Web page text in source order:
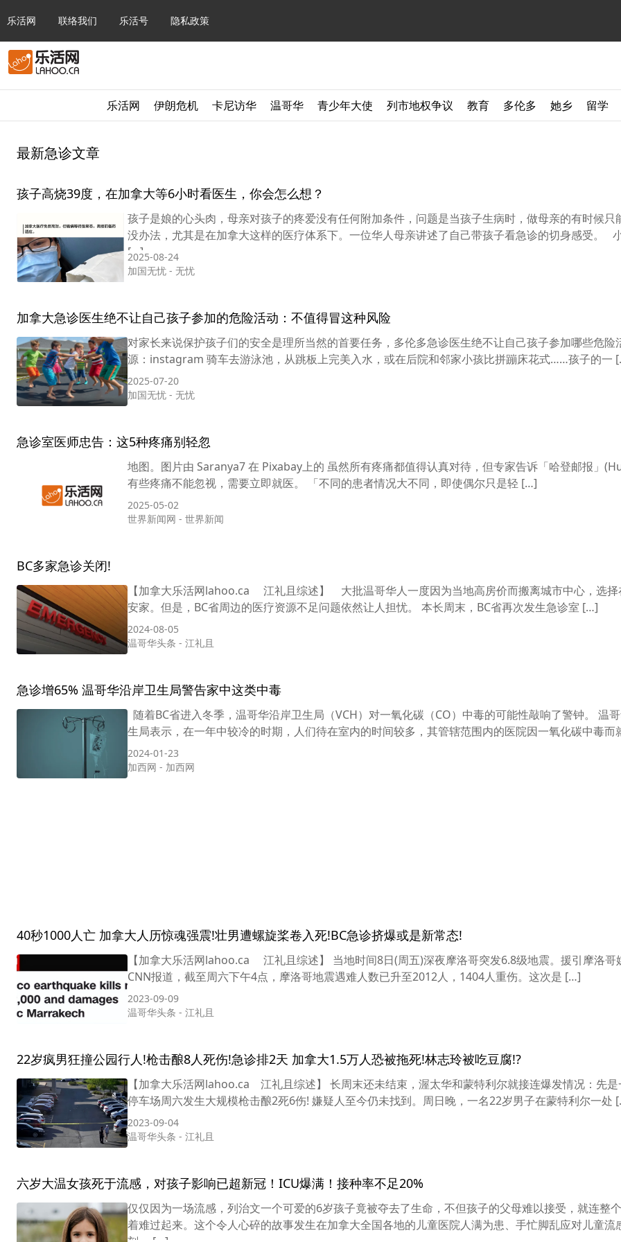
乐活网 联络我们 乐活号 隐私政策
乐活网 伊朗危机 卡尼访华 温哥华 青少年大使 列市地权争议 教育 多伦多 她乡 留学
最新急诊文章
孩子高烧39度，在加拿大等6小时看医生，你会怎么想？
孩子是娘的心头肉，母亲对孩子的疼爱没有任何附加条件，问题是当孩子生病时，做母亲的有时候只
没办法，尤其是在加拿大这样的医疗体系下。一位华人母亲讲述了自己带孩子看急诊的切身感受。
[…]
2025-08-24
加国无忧 - 无忧
加拿大急诊医生绝不让自己孩子参加的危险活动：不值得冒这种风险
对家长来说保护孩子们的安全是理所当然的首要任务，多伦多急诊医生绝不让自己孩子参加哪些危
源：instagram 骑车去游泳池，从跳板上完美入水，或在后院和邻家小孩比拼蹦床花式……孩子的一
2025-07-20
加国无忧 - 无忧
急诊室医师忠告：这5种疼痛别轻忽
地图。图片由 Saranya7 在 Pixabay上的 虽然所有疼痛都值得认真对待，但专家告诉「哈登邮报」
有些疼痛不能忽视，需要立即就医。 「不同的患者情况大不同，即使偶尔只是轻 […]
2025-05-02
世界新闻网 - 世界新闻
BC多家急诊关闭!
【加拿大乐活网lahoo.ca 江礼且综述】 大批温哥华人一度因为当地高房价而搬离城市中心，选择
安家。但是，BC省周边的医疗资源不足问题依然让人担忧。 本长周末，BC省再次发生急诊室 […]
2024-08-05
温哥华头条 - 江礼且
急诊增65% 温哥华沿岸卫生局警告家中这类中毒
随着BC省进入冬季，温哥华沿岸卫生局（VCH）对一氧化碳（CO）中毒的可能性敲响了警钟。 温
生局表示，在一年中较冷的时期，人们待在室内的时间较多，其管辖范围内的医院因一氧化碳中毒
2024-01-23
加西网 - 加西网
40秒1000人亡 加拿大人历惊魂强震!壮男遭螺旋桨卷入死!BC急诊挤爆或是新常态!
【加拿大乐活网lahoo.ca 江礼且综述】 当地时间8日(周五)深夜摩洛哥突发6.8级地震。援引摩洛哥
CNN报道，截至周六下午4点，摩洛哥地震遇难人数已升至2012人，1404人重伤。这次是 […]
2023-09-09
温哥华头条 - 江礼且
22岁疯男狂撞公园行人!枪击酿8人死伤!急诊排2天 加拿大1.5万人恐被拖死!林志玲被吃豆腐!?
【加拿大乐活网lahoo.ca 江礼且综述】 长周末还未结束，渥太华和蒙特利尔就接连爆发情况：先
停车场周六发生大规模枪击酿2死6伤! 嫌疑人至今仍未找到。周日晚，一名22岁男子在蒙特利尔一处
2023-09-04
温哥华头条 - 江礼且
六岁大温女孩死于流感，对孩子影响已超新冠！ICU爆满！接种率不足20%
仅仅因为一场流感，列治文一个可爱的6岁孩子竟被夺去了生命，不但孩子的父母难以接受，就连整
着难过起来。这个令人心碎的故事发生在加拿大全国各地的儿童医院人满为患、手忙脚乱应对儿童流